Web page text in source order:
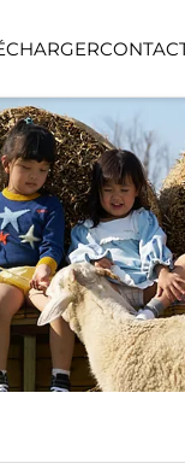
SÉRIE LUMIN
ESPACE